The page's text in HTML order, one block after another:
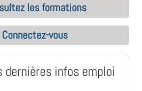
les formations
Connectez-vous
dernières infos emploi